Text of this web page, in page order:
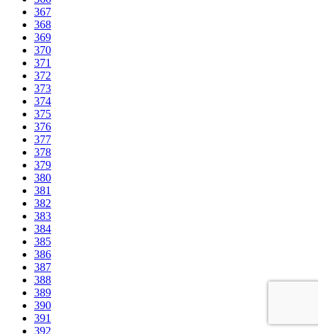
367
368
369
370
371
372
373
374
375
376
377
378
379
380
381
382
383
384
385
386
387
388
389
390
391
392